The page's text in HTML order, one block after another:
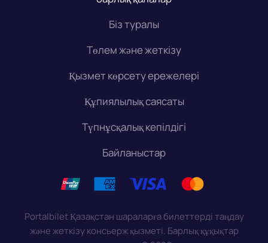
Біз туралы
Төлем және жеткізу
Қызмет көрсету ережелері
Құпиялылық саясаты
Түпнұсқалық кепілдігі
Байланыстар
Portalbilet Қазақстан шараларға билеттерді таңдау
және жеткізу консьерж қызметі. Барлық құқықтар